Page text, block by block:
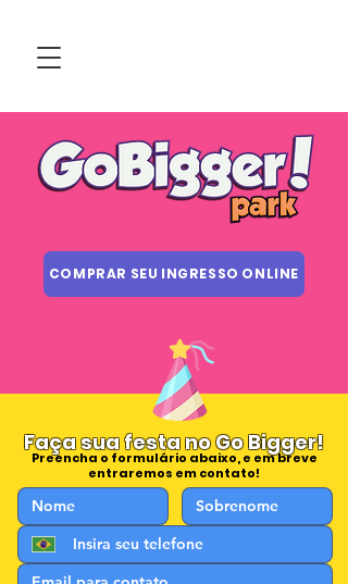
COMPRAR SEU INGRESSO ONLINE
Faça sua festa no Go Bigger!
Preencha o formulário abaixo, e em breve
entraremos em contato!